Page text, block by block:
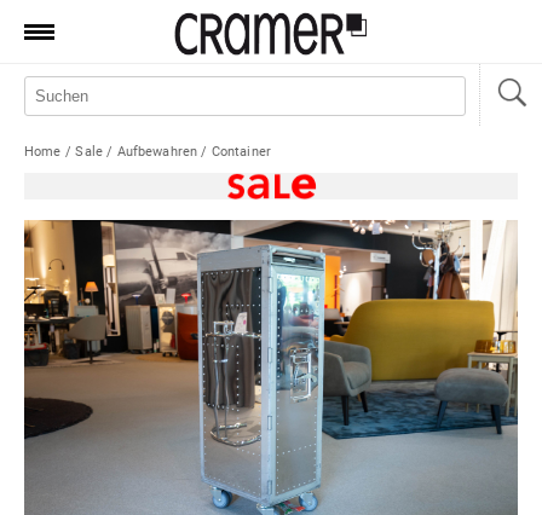
Produkte
Aktionen
News
Sale
Standorte
Service
Home /Sale / Aufbewahren / Container